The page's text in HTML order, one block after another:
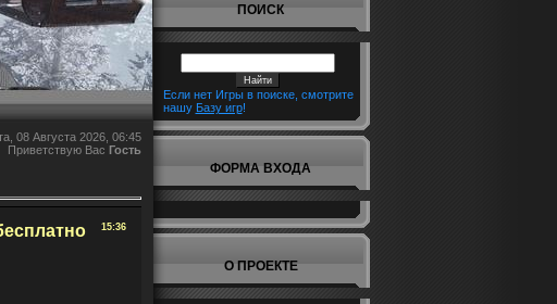
08 Августа 2026, 06:45
Приветствую Вас Гость
15:36
ПОИСК
Если нет Игры в поиске, смотрите
нашу Базу игр!
ФОРМА ВХОДА
О ПРОЕКТЕ